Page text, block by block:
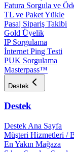
Fatura Sorgula ve
TL ve Paket Yükle
Pasaj Sipariş Takibi
Gold Üyelik
IP Sorgulama
İnternet Ping Testi
PUK Sorgulama
Masterpass™
Destek
Destek
Destek Ana Sayfa
Müşteri Hizmetleri /
En Yakın Mağaza